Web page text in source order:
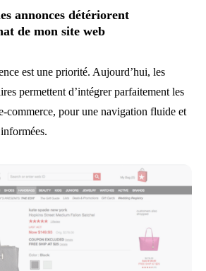
annonces détériorent
de mon site web
est une priorité. Aujourd’hui, les
permettent d’intégrer parfaitement les
commerce, pour une navigation fluide et